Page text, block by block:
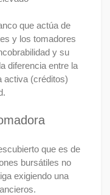
que actúa de
y los tomadores
y su
diferencia entre la
activa (créditos)
que es de
bursátiles no
exigiendo una